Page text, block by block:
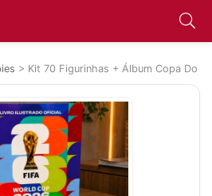
> Kit 70 Figurinhas + Álbum Copa Do